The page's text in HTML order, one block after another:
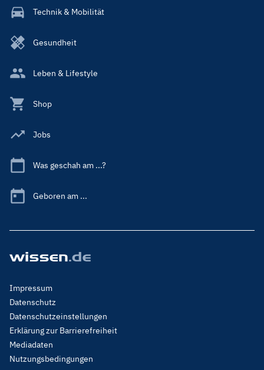
Technik & Mobilität
Gesundheit
Leben & Lifestyle
Shop
Jobs
Was geschah am ...?
Geboren am ...
Footer
Menu
Legal
Impressum
Datenschutz
Datenschutzeinstellungen
Erklärung zur Barrierefreiheit
Mediadaten
Nutzungsbedingungen